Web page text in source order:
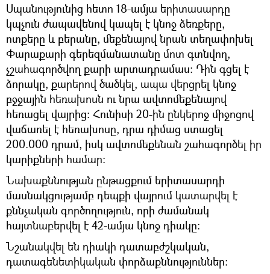
Սպանությունից հետո 18-ամյա երիտասարդը
կպչուն ժապավենով կապել է կնոջ ձեռքերը,
ոտքերը և բերանը, մեքենայով նրան տեղափոխել
Փարաքարի գերեզմանատանը մոտ գտնվող,
չշահագործվող քարի արտադրամաս։ Դին գցել է
ձորակը, քարերով ծածկել, ապա վերցրել կնոջ
բջջային հեռախոսն ու նրա ավտոմեքենայով
հեռացել վայրից։ Հունիսի 20-ին ընկերոջ միջոցով
վաճառել է հեռախոսը, դրա դիմաց ստացել
200.000 դրամ, իսկ ավտոմեքենան շահագործել իր
կարիքների համար։
Նախաքննության ընթացքում երիտասարդի
մասնակցությամբ դեպքի վայրում կատարվել է
քննչական գործողություն, որի ժամանակ
հայտնաբերվել է 42-ամյա կնոջ դիակը:
Նշանակվել են դիակի դատաբժշկական,
դատագենետիկական փորձաքննություններ։